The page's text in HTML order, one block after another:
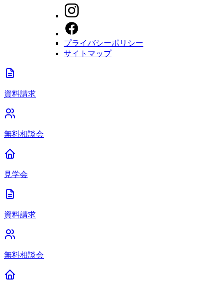
プライバシーポリシー
サイトマップ
資料請求
無料相談会
見学会
資料請求
無料相談会